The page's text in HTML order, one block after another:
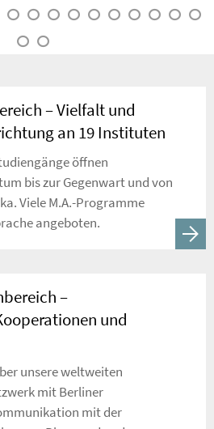
– Vielfalt und
an 19 Instituten
öffnen
bis zur Gegenwart und von
Viele M.A.-Programme
angeboten.
–
und
unsere weltweiten
mit Berliner
mit der